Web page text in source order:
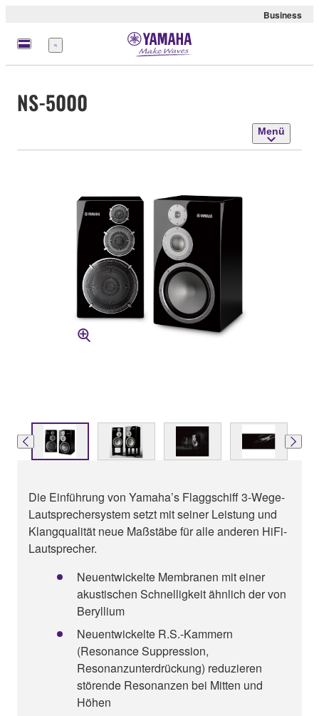
Business
Menü
NS-5000
Menü
Die Einführung von Yamaha’s Flaggschiff 3-Wege-
Lautsprechersystem setzt mit seiner Leistung und
Klangqualität neue Maßstäbe für alle anderen HiFi-
Lautsprecher.
Neuentwickelte Membranen mit einer
akustischen Schnelligkeit ähnlich der von
Beryllium
Neuentwickelte R.S.-Kammern
(Resonance Suppression,
Resonanzunterdrückung) reduzieren
störende Resonanzen bei Mitten und
Höhen